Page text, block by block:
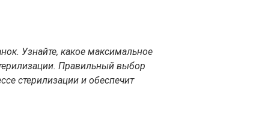
Узнайте, какое максимальное
Правильный выбор
стерилизации и обеспечит